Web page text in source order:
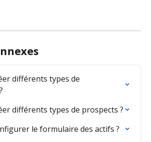
différents types de
différents types de prospects ?
le formulaire des actifs ?